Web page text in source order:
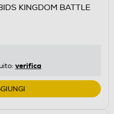
KINGDOM BATTLE
verifica